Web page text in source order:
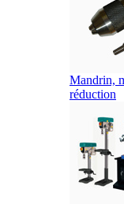
Mandrin,
réduction